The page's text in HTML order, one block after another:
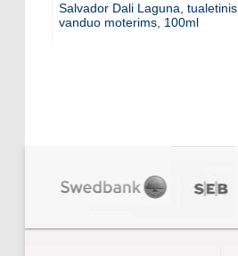
Salvador Dali Laguna, tualetinis
vanduo moterims, 100ml